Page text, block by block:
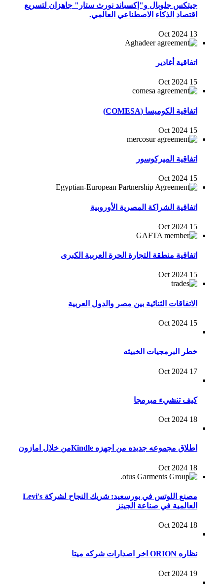
جيتكس جلوبال و"إكسباند نورث ستار" جاهزان لتسريع
اقتصاد الذكاء الاصطناعي العالمي.
13 Oct 2024
اتفاقية أغادير
15 Oct 2024
اتفاقية الكوميسا (COMESA)
15 Oct 2024
اتفاقية الميركوسور
15 Oct 2024
اتفاقية الشراكة المصرية الأوروبية
15 Oct 2024
اتفاقية منطقة التجارة الحرة العربية الكبرى
15 Oct 2024
الاتفاقات الثنائية بين مصر والدول العربية
15 Oct 2024
خطر البرمجيات الخبيثه
17 Oct 2024
كيف تنشيء مبرمجا
18 Oct 2024
اطلاق مجموعه جديده من اجهزه Kindleمن خلال امازون
18 Oct 2024
مصنع اللوتس في بورسعيد: شريك النجاح لشركة Levi's
العالمية في صناعة الجينز
18 Oct 2024
نظاره ORION اخر اصدارات شركه ميتا
19 Oct 2024